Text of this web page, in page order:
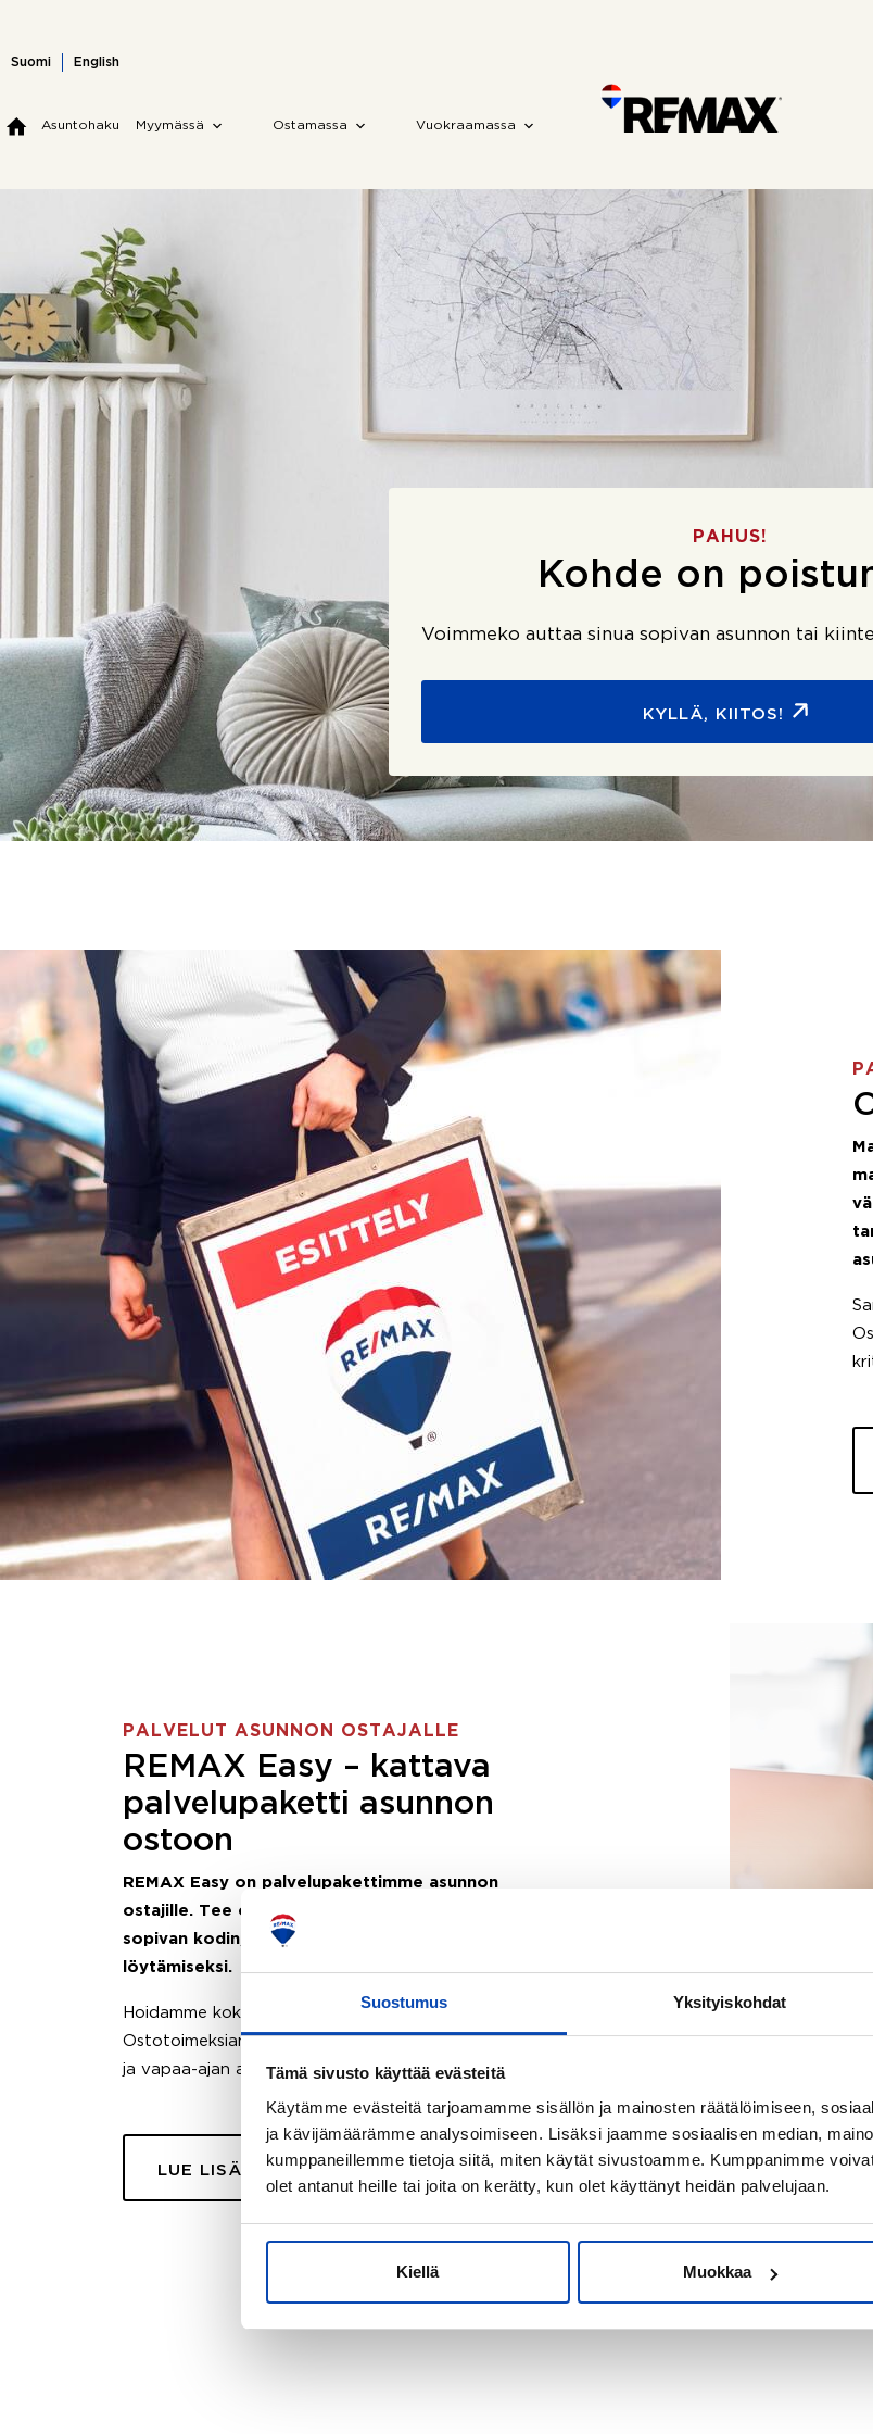
Suostumus Yksityiskohdat
Tämä sivusto käyttää evästeitä
Käytämme evästeitä tarjoamamme sisällön ja mainosten räätälöimiseen,
ja kävijämäärämme analysoimiseen. Lisäksi jaamme sosiaalisen median,
kumppaneillemme tietoja siitä, miten käytät sivustoamme. Kumppanimme
olet antanut heille tai joita on kerätty, kun olet käyttänyt heidän palvelujaan.
Kiellä Muokkaa
content
Suomi English
Asuntohaku Myymässä Ostamassa Vuokraamassa
PAHUS!
Kohde on
Voimmeko auttaa sinua sopivan asunnon tai
KYLLÄ, KIITOS!
PALVELUT ASUNNON OSTAJALLE
REMAX Easy – kattava
palvelupaketti asunnon
ostoon
REMAX Easy on palvelupakettimme asunnon
ostajille. Tee ostotoimeksianto ja etsimme juuri sinulle
sopivan kodin, eikä sinun tarvitse nähdä vaivaa sen
löytämiseksi.
Hoidamme koko ostoprosessin puolestasi.
Ostotoimeksiantopalvelumme sopii myös esimerkiksi sijoitus-
ja vapaa-ajan asuntojen ostoon.
LUE LISÄÄ